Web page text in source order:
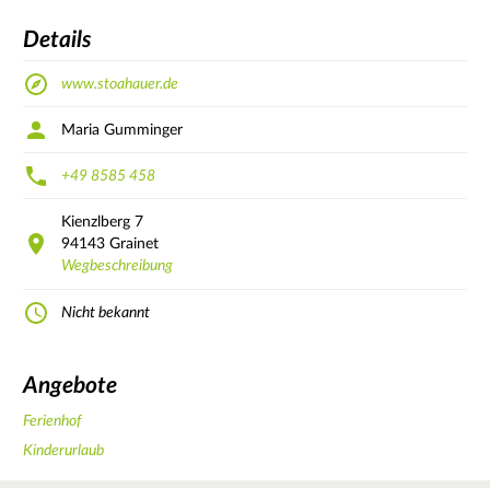
Details
www.stoahauer.de
Maria Gumminger
+49 8585 458
Kienzlberg 7
94143 Grainet
Wegbeschreibung
Nicht bekannt
Angebote
Ferienhof
Kinderurlaub